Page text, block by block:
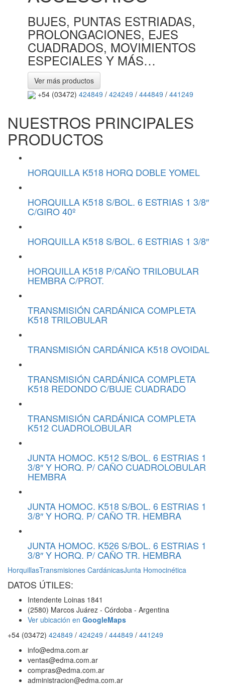
BUJES, PUNTAS ESTRIADAS,
PROLONGACIONES, EJES
CUADRADOS, MOVIMIENTOS
ESPECIALES Y MÁS…
Ver más productos
+54 (03472) 424849 / 424249 / 444849 / 441249
NUESTROS PRINCIPALES
PRODUCTOS
HORQUILLA K518 HORQ DOBLE YOMEL
HORQUILLA K518 S/BOL. 6 ESTRIAS 1 3/8″
C/GIRO 40º
HORQUILLA K518 S/BOL. 6 ESTRIAS 1 3/8″
HORQUILLA K518 P/CAÑO TRILOBULAR
HEMBRA C/PROT.
TRANSMISIÓN CARDÁNICA COMPLETA
K518 TRILOBULAR
TRANSMISIÓN CARDÁNICA K518 OVOIDAL
TRANSMISIÓN CARDÁNICA COMPLETA
K518 REDONDO C/BUJE CUADRADO
TRANSMISIÓN CARDÁNICA COMPLETA
K512 CUADROLOBULAR
JUNTA HOMOC. K512 S/BOL. 6 ESTRIAS 1
3/8″ Y HORQ. P/ CAÑO CUADROLOBULAR
HEMBRA
JUNTA HOMOC. K518 S/BOL. 6 ESTRIAS 1
3/8″ Y HORQ. P/ CAÑO TR. HEMBRA
JUNTA HOMOC. K526 S/BOL. 6 ESTRIAS 1
3/8″ Y HORQ. P/ CAÑO TR. HEMBRA
HorquillasTransmisiones CardánicasJunta Homocinética
DATOS ÚTILES:
Intendente Loinas 1841
(2580) Marcos Juárez - Córdoba - Argentina
Ver ubicación en GoogleMaps
+54 (03472) 424849 / 424249 / 444849 / 441249
info@edma.com.ar
ventas@edma.com.ar
compras@edma.com.ar
administracion@edma.com.ar